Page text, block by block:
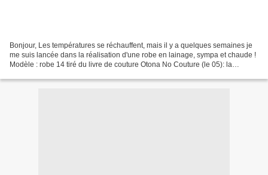
Bonjour, Les températures se réchauffent, mais il y a quelques semaines je
me suis lancée dans la réalisation d'une robe en lainage, sympa et chaude !
Modèle : robe 14 tiré du livre de couture Otona No Couture (le 05): la